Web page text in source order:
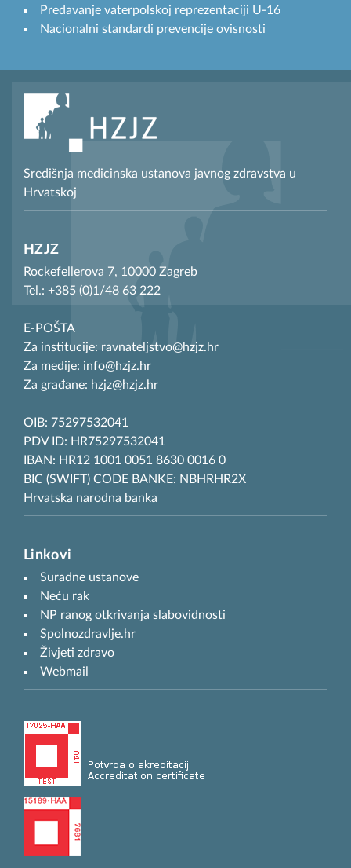
Predavanje vaterpolskoj reprezentaciji U-16
Nacionalni standardi prevencije ovisnosti
Središnja medicinska ustanova javnog zdravstva u
Hrvatskoj
HZJZ
Rockefellerova 7, 10000 Zagreb
Tel.: +385 (0)1/48 63 222
E-POŠTA
Za institucije: ravnateljstvo@hzjz.hr
Za medije: info@hzjz.hr
Za građane: hzjz@hzjz.hr
OIB: 75297532041
PDV ID: HR75297532041
IBAN: HR12 1001 0051 8630 0016 0
BIC (SWIFT) CODE BANKE: NBHRHR2X
Hrvatska narodna banka
Linkovi
Suradne ustanove
Neću rak
NP ranog otkrivanja slabovidnosti
Spolnozdravlje.hr
Živjeti zdravo
Webmail